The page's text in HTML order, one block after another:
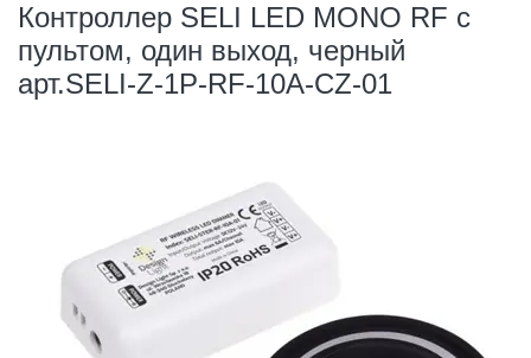
Контроллер SELI LED MONO RF с
пультом, один выход, черный
арт.SELI-Z-1P-RF-10A-CZ-01